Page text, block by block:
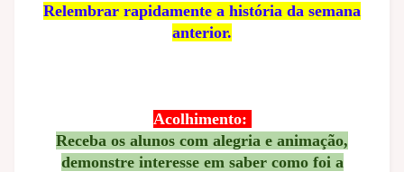
Relembrar rapidamente a história da semana
anterior.
Acolhimento:
Receba os alunos com alegria e animação,
demonstre interesse em saber como foi a